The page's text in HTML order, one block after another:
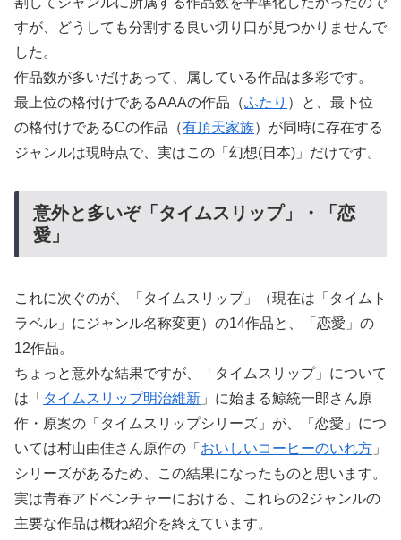
すが、どうしても分割する良い切り口が見つかりませんで
した。
作品数が多いだけあって、属している作品は多彩です。
最上位の格付けであるAAAの作品（ふたり ）と、最下位
の格付けであるCの作品（有頂天家族）が同時に存在する
ジャンルは現時点で、実はこの「幻想(日本)」だけです。
意外と多いぞ「タイムスリップ」・「恋
愛」
これに次ぐのが、「タイムスリップ」（現在は「タイムト
ラベル」にジャンル名称変更）の14作品と、「恋愛」の
12作品。
ちょっと意外な結果ですが、「タイムスリップ」について
は「 タイムスリップ明治維新 」に始まる鯨統一郎さん原
作・原案の「タイムスリップシリーズ」が、「恋愛」につ
いては村山由佳さん原作の「 おいしいコーヒーのいれ方 」
シリーズがあるため、この結果になったものと思います。
実は青春アドベンチャーにおける、これらの2ジャンルの
主要な作品は概ね紹介を終えています。